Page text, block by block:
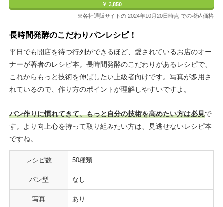
￥ 3,850
※各社通販サイトの 2024年10月20日時点 での税込価格
長時間発酵のこだわりパンレシピ！
平日でも開店を待つ行列ができるほど、愛されているお店のオー
ナーが著者のレシピ本。長時間発酵のこだわりがあるレシピで、
これからもっと技術を伸ばしたい上級者向けです。写真が多用さ
れているので、作り方のポイントが理解しやすいですよ。
パン作りに慣れてきて、もっと自分の技術を高めたい方は必見で
す。より向上心を持って取り組みたい方は、見逃せないレシピ本
ですね。
レシピ数 50種類
パン型 なし
写真 あり